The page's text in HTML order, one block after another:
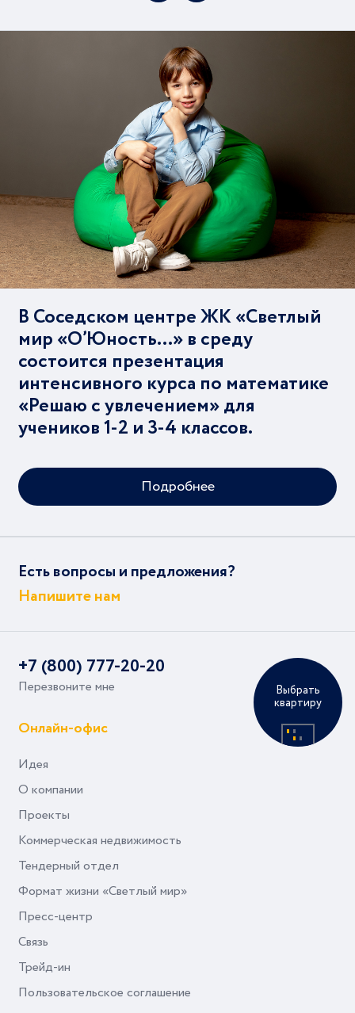
Выбрать
квартиру
В Соседском центре ЖК «Светлый
мир «О’Юность…» в среду
состоится презентация
интенсивного курса по математике
«Решаю с увлечением» для
учеников 1-2 и 3-4 классов.
Подробнее
Есть вопросы и предложения?
Напишите нам
+7 (800) 777-20-20
Перезвоните мне
Онлайн-офис
Идея
О компании
Проекты
Коммерческая недвижимость
Тендерный отдел
Формат жизни «Светлый мир»
Пресс-центр
Связь
Трейд-ин
Пользовательское соглашение